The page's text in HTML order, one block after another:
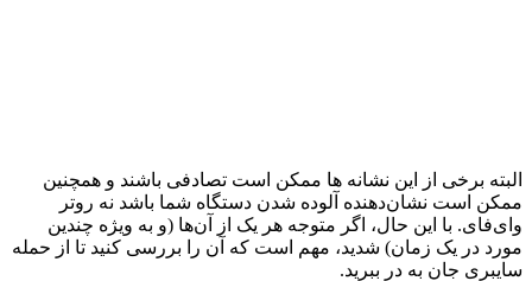
البته برخی از این نشانه ها ممکن است تصادفی باشند و همچنین
ممکن است نشان‌دهنده آلوده شدن دستگاه شما باشد نه روتر
وای‌فای. با این حال، اگر متوجه هر یک از آن‌ها (و به ویژه چندین
مورد در یک زمان) شدید، مهم است که آن را بررسی کنید تا از حمله
سایبری جان به در ببرید.